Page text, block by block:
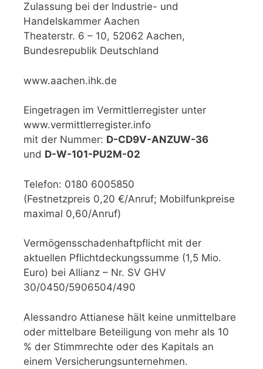
Zulassung bei der Industrie- und
Handelskammer Aachen
Theaterstr. 6 – 10, 52062 Aachen,
Bundesrepublik Deutschland
www.aachen.ihk.de
Eingetragen im Vermittlerregister unter
www.vermittlerregister.info
mit der Nummer: D-CD9V-ANZUW-36
und D-W-101-PU2M-02
Telefon: 0180 6005850
(Festnetzpreis 0,20 €/Anruf; Mobilfunkpreise
maximal 0,60/Anruf)
Vermögensschadenhaftpflicht mit der
aktuellen Pflichtdeckungssumme (1,5 Mio.
Euro) bei Allianz – Nr. SV GHV
30/0450/5906504/490
Alessandro Attianese hält keine unmittelbare
oder mittelbare Beteiligung von mehr als 10
% der Stimmrechte oder des Kapitals an
einem Versicherungsunternehmen.